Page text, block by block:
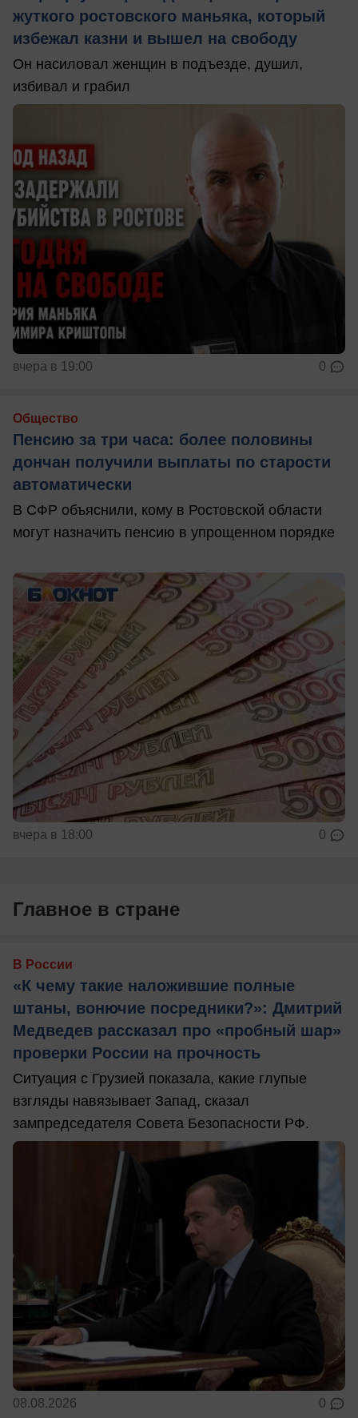
жуткого ростовского маньяка, который
избежал казни и вышел на свободу
Он насиловал женщин в подъезде, душил,
избивал и грабил
вчера в 19:00 0
Общество
Пенсию за три часа: более половины
дончан получили выплаты по старости
автоматически
В СФР объяснили, кому в Ростовской области
могут назначить пенсию в упрощенном порядке
вчера в 18:00 0
Главное в стране
В России
«К чему такие наложившие полные
штаны, вонючие посредники?»: Дмитрий
Медведев рассказал про «пробный шар»
проверки России на прочность
Ситуация с Грузией показала, какие глупые
взгляды навязывает Запад, сказал
зампредседателя Совета Безопасности РФ.
08.08.2026 0